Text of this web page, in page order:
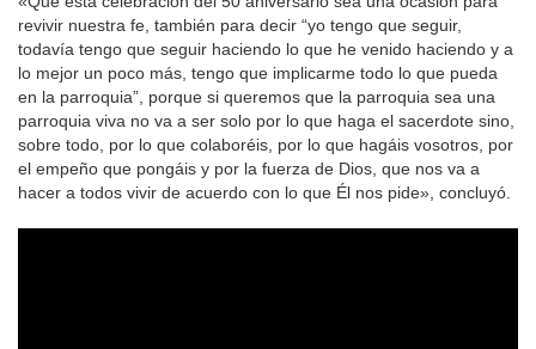
revivir nuestra fe, también para decir “yo tengo que seguir,
todavía tengo que seguir haciendo lo que he venido haciendo y a
lo mejor un poco más, tengo que implicarme todo lo que pueda
en la parroquia”, porque si queremos que la parroquia sea una
parroquia viva no va a ser solo por lo que haga el sacerdote sino,
sobre todo, por lo que colaboréis, por lo que hagáis vosotros, por
el empeño que pongáis y por la fuerza de Dios, que nos va a
hacer a todos vivir de acuerdo con lo que Él nos pide», concluyó.